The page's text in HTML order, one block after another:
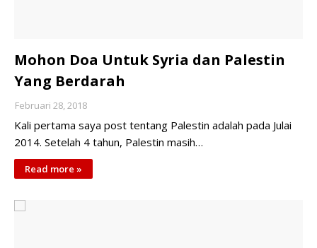
Mohon Doa Untuk Syria dan Palestin
Yang Berdarah
Februari 28, 2018
Kali pertama saya post tentang Palestin adalah pada Julai
2014. Setelah 4 tahun, Palestin masih…
Read more »